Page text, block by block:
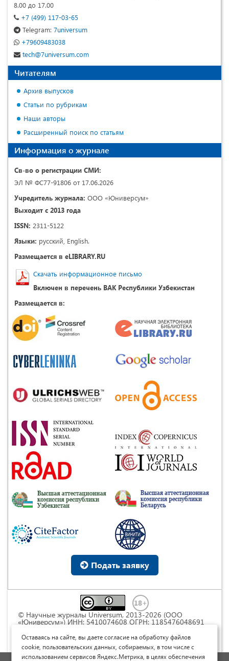
8.00 до 17.00
+7 (499) 117-03-65
Telegram: 7universum
+79609483038
tech@7universum.com
Читателям
Архив выпусков
Статьи по рубрикам
Наши авторы
Расширенный поиск по статьям
Информация о журнале
Св-во о регистрации СМИ:
ЭЛ № ФС77-91806 от 17.06.2026
Учредитель журнала: ООО «Юниверсум»
Выходит с 2013 года
ISSN: 2311-5122
Языки: русский, English.
Размещается в eLIBRARY.RU
Скачать информационное письмо
Включен в перечень ВАК Республики Узбекистан
Размещается в:
Подать заявку
© Научные журналы Universum, 2013-2026 (ООО
«Юниверсум») ИНН: 5410074608 ОГРН: 1185476048691
Commons « Attribution» («Атрибуция») 4.0
Непортированная
Оставаясь на сайте, вы даете согласие на обработку файлов
cookie, пользовательских данных, собираемых, в том числе с
использованием сервисов Яндекс.Метрика, в целях обеспечения